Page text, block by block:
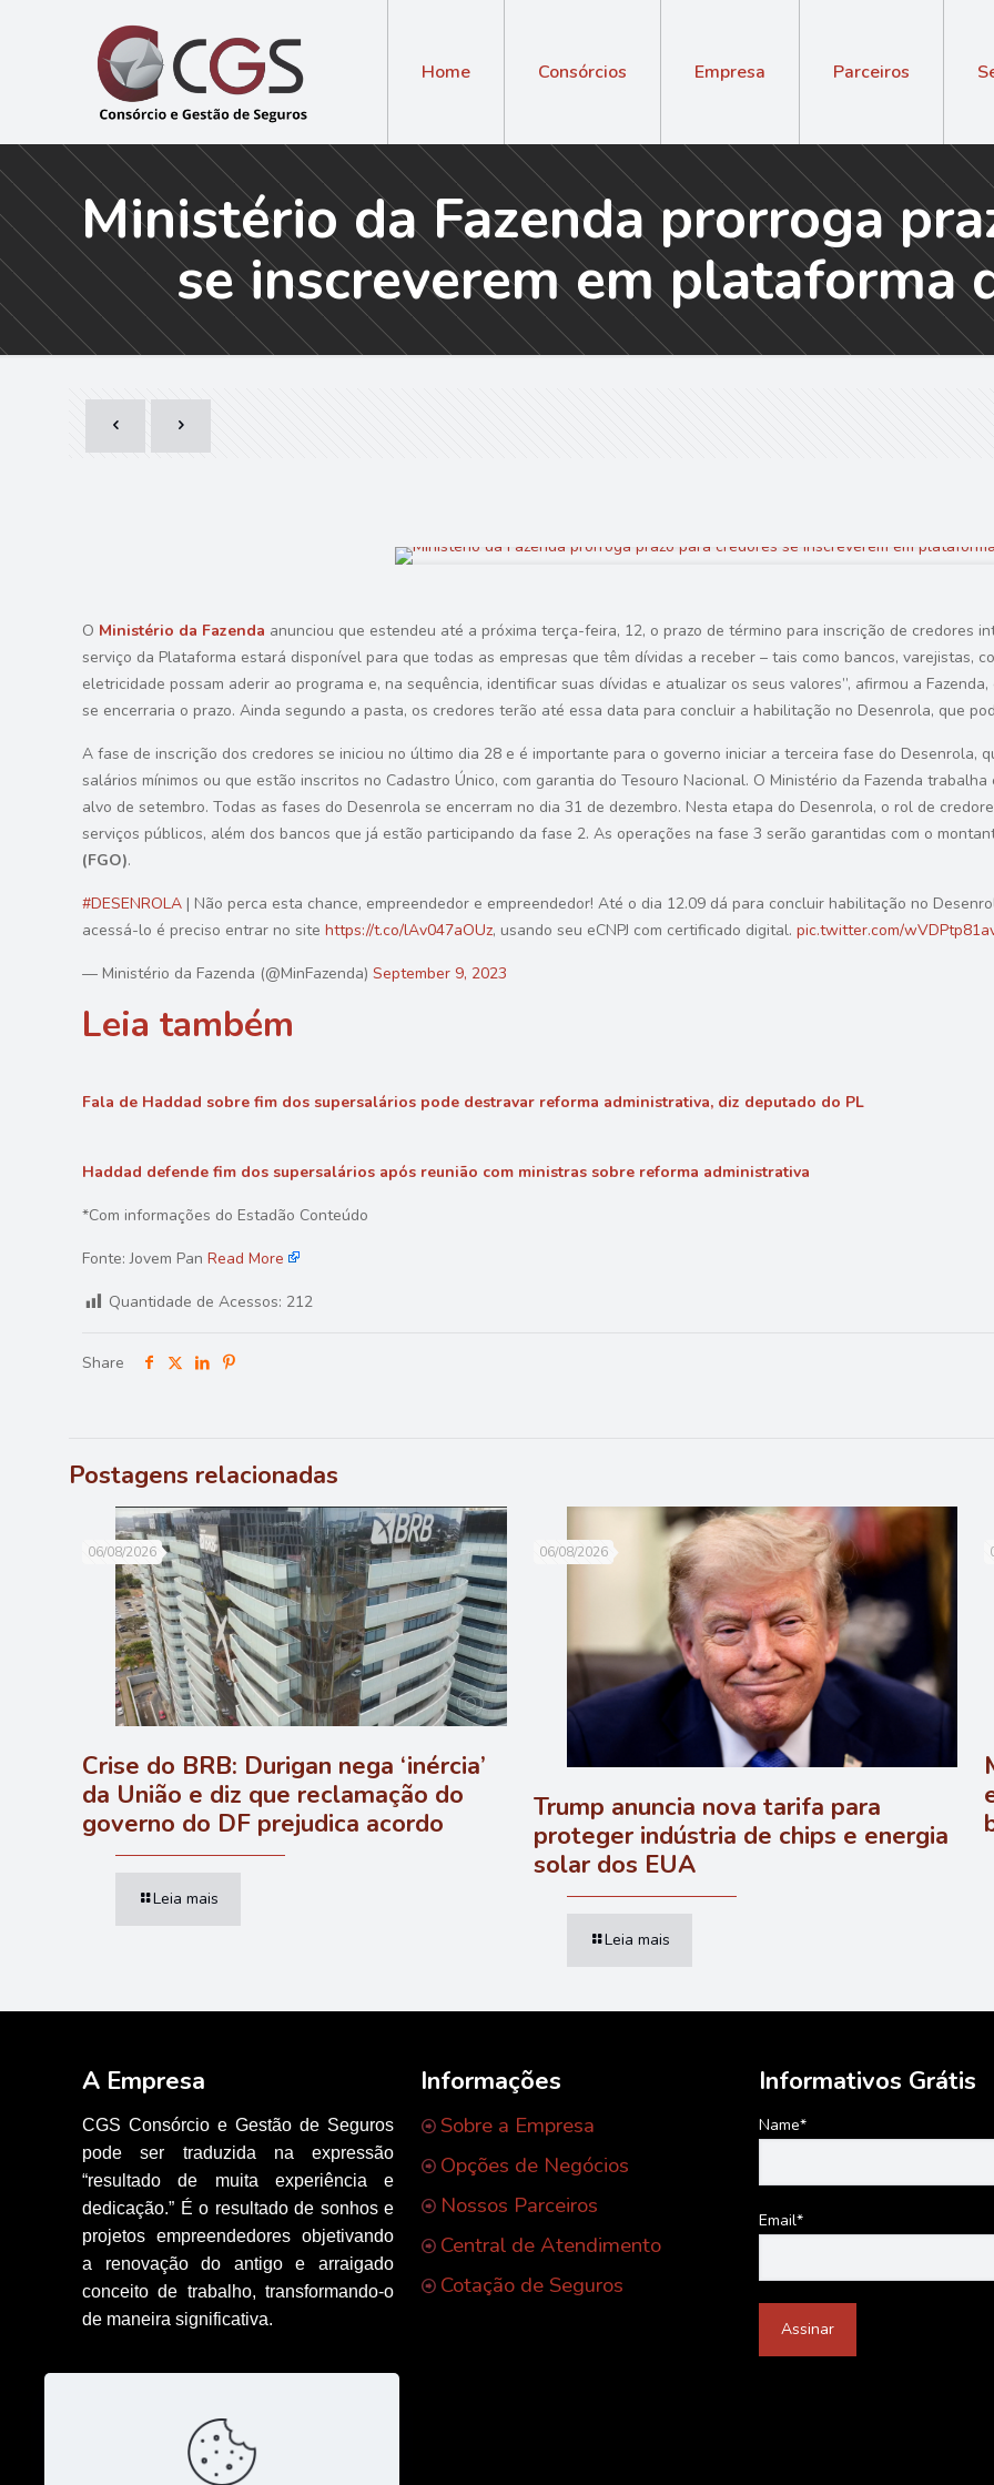
Home Consórcios Empresa Parceiros
Ministério da Fazenda prorroga
se inscreverem em plataforma
O Ministério da Fazenda anunciou que estendeu até a próxima terça-feira, 12, o prazo de término para inscrição de credores
serviço da Plataforma estará disponível para que todas as empresas que têm dívidas a receber – tais como bancos, varejistas,
eletricidade possam aderir ao programa e, na sequência, identificar suas dívidas e atualizar os seus valores”, afirmou a
se encerraria o prazo. Ainda segundo a pasta, os credores terão até essa data para concluir a habilitação no Desenrola, que
A fase de inscrição dos credores se iniciou no último dia 28 e é importante para o governo iniciar a terceira fase do Desenrola,
salários mínimos ou que estão inscritos no Cadastro Único, com garantia do Tesouro Nacional. O Ministério da Fazenda
alvo de setembro. Todas as fases do Desenrola se encerram no dia 31 de dezembro. Nesta etapa do Desenrola, o rol de
serviços públicos, além dos bancos que já estão participando da fase 2. As operações na fase 3 serão garantidas com o
(FGO).
#DESENROLA | Não perca esta chance, empreendedor e empreendedor! Até o dia 12.09 dá para concluir habilitação no
acessá-lo é preciso entrar no sitehttps://t.co/lAv047aOUz, usando seu eCNPJ com certificado digital.pic.twitter.com/
— Ministério da Fazenda (@MinFazenda)September 9, 2023
Leia também
Fala de Haddad sobre fim dos supersalários pode destravar reforma administrativa, diz deputado do PL
Haddad defende fim dos supersalários após reunião com ministras sobre reforma administrativa
*Com informações do Estadão Conteúdo
Fonte: Jovem PanRead More
Quantidade de Acessos: 212
Share
Postagens relacionadas
06/08/2026
Crise do BRB: Durigan nega ‘inércia’
da União e diz que reclamação do
governo do DF prejudica acordo
Leia mais
06/08/2026
Trump anuncia nova tarifa para
proteger indústria de chips e energia
solar dos EUA
Leia mais
A Empresa
CGS Consórcio e Gestão de Seguros
pode ser traduzida na expressão
“resultado de muita experiência e
dedicação.” É o resultado de sonhos e
projetos empreendedores objetivando
a renovação do antigo e arraigado
conceito de trabalho, transformando-o
de maneira significativa.
Informações
Sobre a Empresa
Opções de Negócios
Nossos Parceiros
Central de Atendimento
Cotação de Seguros
Informativos Grátis
Name*
Email*